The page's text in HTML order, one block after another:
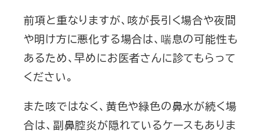
前項と重なりますが、咳が長引く場合や夜間
や明け方に悪化する場合は、喘息の可能性も
あるため、早めにお医者さんに診てもらって
ください。
また咳ではなく、黄色や緑色の鼻水が続く場
合は、副鼻腔炎が隠れているケースもありま